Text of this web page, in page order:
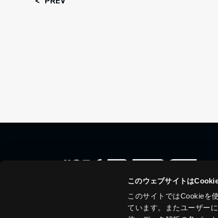
このウェブサイトは
このサイトではCookieを
ています。またユーザー